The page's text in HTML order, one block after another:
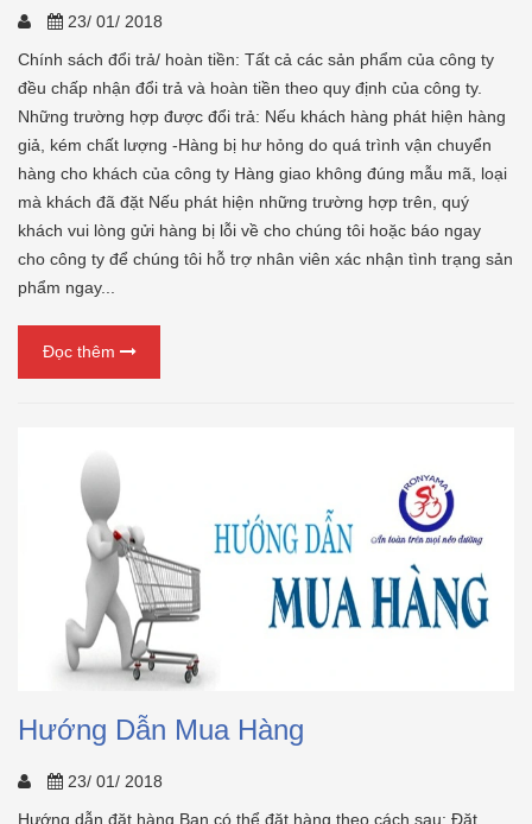
23/ 01/ 2018
Chính sách đổi trả/ hoàn tiền: Tất cả các sản phẩm của công ty
đều chấp nhận đổi trả và hoàn tiền theo quy định của công ty.
Những trường hợp được đổi trả: Nếu khách hàng phát hiện hàng
giả, kém chất lượng -Hàng bị hư hỏng do quá trình vận chuyển
hàng cho khách của công ty Hàng giao không đúng mẫu mã, loại
mà khách đã đặt Nếu phát hiện những trường hợp trên, quý
khách vui lòng gửi hàng bị lỗi về cho chúng tôi hoặc báo ngay
cho công ty để chúng tôi hỗ trợ nhân viên xác nhận tình trạng sản
phẩm ngay...
Đọc thêm
Hướng Dẫn Mua Hàng
23/ 01/ 2018
Hướng dẫn đặt hàng Bạn có thể đặt hàng theo cách sau: Đặt